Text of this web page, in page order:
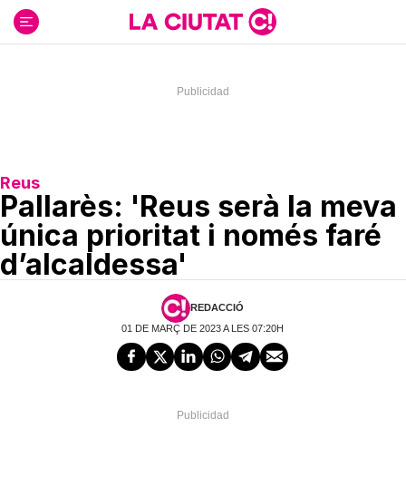
contenido
Reus
Pallarès: 'Reus serà la meva
única prioritat i només faré
d’alcaldessa'
REDACCIÓ
01 DE MARÇ DE 2023 A LES 07:20H